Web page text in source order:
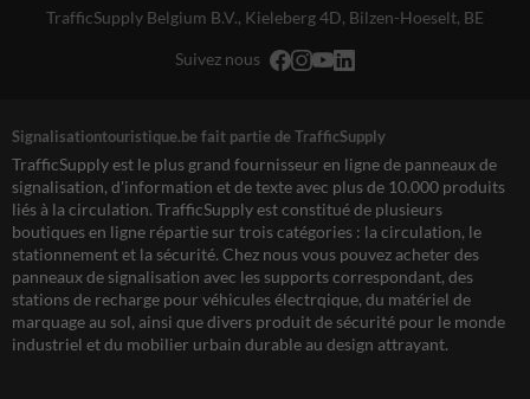
TrafficSupply Belgium B.V., Kieleberg 4D, Bilzen-Hoeselt, BE
Suivez nous
Signalisationtouristique.be fait partie de TrafficSupply
TrafficSupply est le plus grand fournisseur en ligne de panneaux de
signalisation, d'information et de texte avec plus de 10.000 produits
liés à la circulation. TrafficSupply est constitué de plusieurs
boutiques en ligne répartie sur trois catégories : la circulation, le
stationnement et la sécurité. Chez nous vous pouvez acheter des
panneaux de signalisation avec les supports correspondant, des
stations de recharge pour véhicules électrqique, du matériel de
marquage au sol, ainsi que divers produit de sécurité pour le monde
industriel et du mobilier urbain durable au design attrayant.